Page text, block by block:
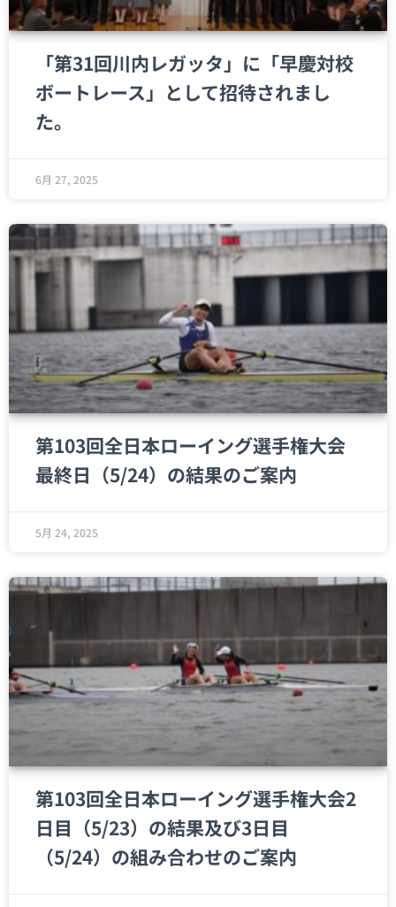
「第31回川内レガッタ」に「早慶対校
ボートレース」として招待されまし
た。
6月 27, 2025
第103回全日本ローイング選手権大会
最終日（5/24）の結果のご案内
5月 24, 2025
第103回全日本ローイング選手権大会2
日目（5/23）の結果及び3日目
（5/24）の組み合わせのご案内